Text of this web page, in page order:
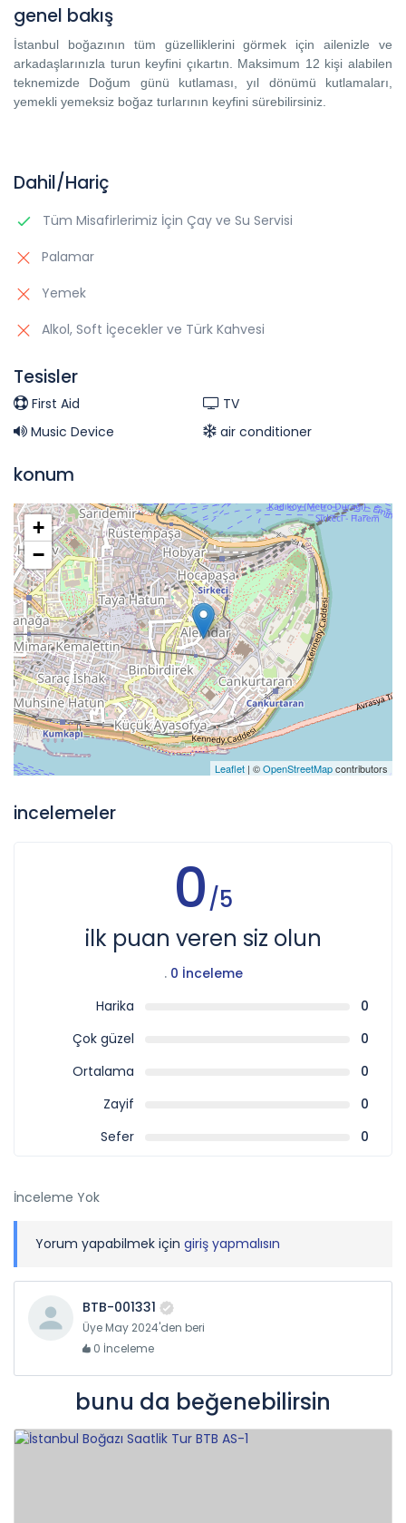
genel bakış
İstanbul boğazının tüm güzelliklerini görmek için ailenizle ve
arkadaşlarınızla turun keyfini çıkartın. Maksimum 12 kişi alabilen
teknemizde Doğum günü kutlaması, yıl dönümü kutlamaları,
yemekli yemeksiz boğaz turlarının keyfini sürebilirsiniz.
Dahil/Hariç
Tüm Misafirlerimiz İçin Çay ve Su Servisi
Palamar
Yemek
Alkol, Soft İçecekler ve Türk Kahvesi
Tesisler
First Aid
TV
Music Device
air conditioner
konum
+
−
Leaflet | ©OpenStreetMapcontributors
incelemeler
0/5
ilk puan veren siz olun
. 0 İnceleme
Harika
0
Çok güzel
0
Ortalama
0
Zayif
0
Sefer
0
İnceleme Yok
Yorum yapabilmek için giriş yapmalısın
BTB-001331
Üye May 2024'den beri
0 İnceleme
bunu da beğenebilirsin